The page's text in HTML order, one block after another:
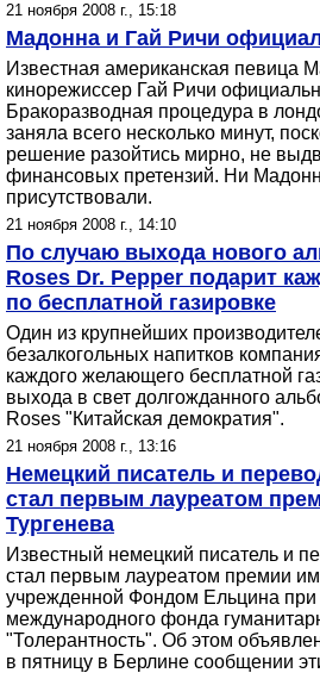
21 ноября 2008 г., 15:18
Мадонна и Гай Ричи
Известная американская певица
кинорежиссер Гай Ричи
Бракоразводная процедура в
заняла всего несколько минут,
решение разойтись мирно, не
финансовых претензий. Ни
присутствовали.
21 ноября 2008 г., 14:10
По случаю выхода нового
Roses Dr. Pepper подарит
по бесплатной газировке
Один из крупнейших
безалкогольных напитков
каждого желающего бесплатной
выхода в свет долгожданного
Roses "Китайская демократия".
21 ноября 2008 г., 13:16
Немецкий писатель и
стал первым лауреатом
Тургенева
Известный немецкий писатель и
стал первым лауреатом премии
учрежденной Фондом Ельцина
международного фонда
"Толерантность". Об этом
в пятницу в Берлине сообщении